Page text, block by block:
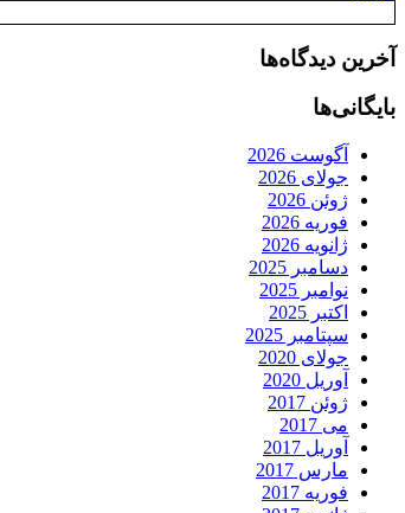
آخرین دیدگاه‌ها
بایگانی‌ها
آگوست 2026
جولای 2026
ژوئن 2026
فوریه 2026
ژانویه 2026
دسامبر 2025
نوامبر 2025
اکتبر 2025
سپتامبر 2025
جولای 2020
آوریل 2020
ژوئن 2017
می 2017
آوریل 2017
مارس 2017
فوریه 2017